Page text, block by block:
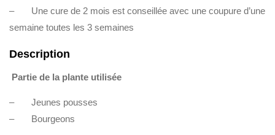
– Une cure de 2 mois est conseillée avec une coupure d’une
semaine toutes les 3 semaines
Description
Partie de la plante utilisée
– Jeunes pousses
– Bourgeons